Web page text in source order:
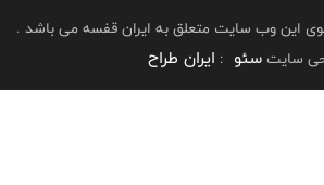
این وب سایت متعلق به ایران قفسه می باشد .
سایتسئو : ایران طراح